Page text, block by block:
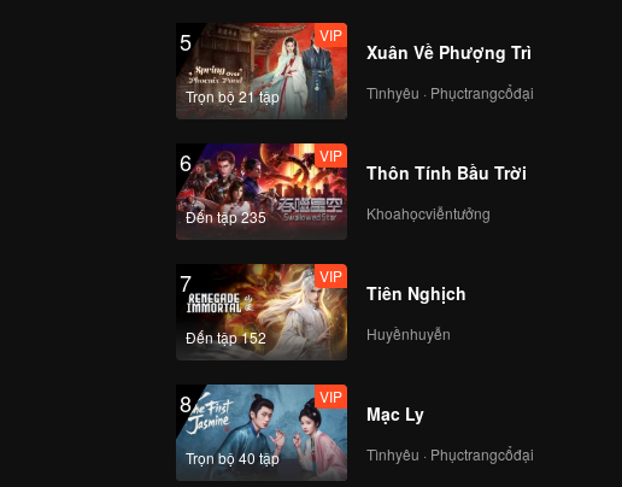
5
Trọn bộ 21 tập
VIP
Xuân Về Phượng Trì
Tìnhyêu · Phụctrangcổđại
6
Đến tập 235
VIP
Thôn Tính Bầu Trời
Khoahọcviễntưởng
7
Đến tập 152
VIP
Tiên Nghịch
Huyềnhuyễn
8
Trọn bộ 40 tập
VIP
Mạc Ly
Tìnhyêu · Phụctrangcổđại